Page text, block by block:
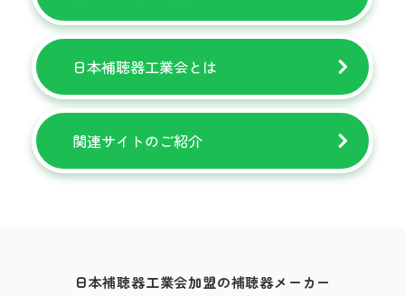
日本補聴器工業会とは
関連サイトのご紹介
日本補聴器工業会加盟の補聴器メーカー